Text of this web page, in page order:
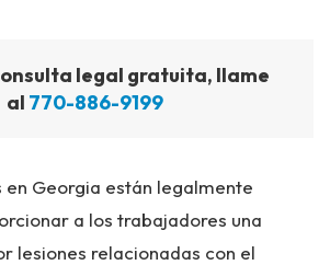
legal gratuita, llame
al 770-886-9199
en Georgia están legalmente
a los trabajadores una
lesiones relacionadas con el